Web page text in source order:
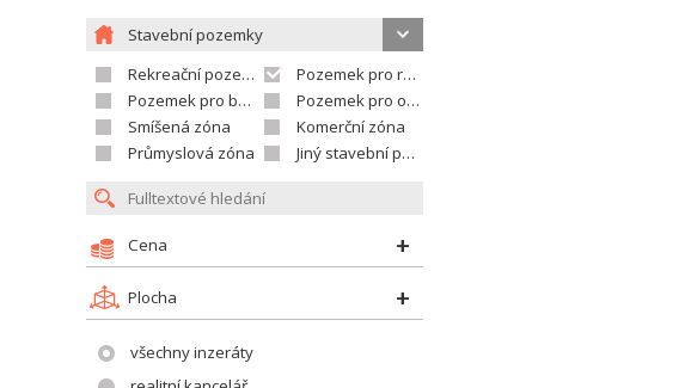
Stavební pozemky
Rekreační pozemek
Pozemek pro rodinné domy
Pozemek pro bytovou výstavbu
Pozemek pro občanskou vybavenost
Smíšená zóna
Komerční zóna
Průmyslová zóna
Jiný stavební pozemek
Cena
Plocha
všechny inzeráty